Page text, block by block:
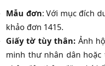
Mẫu đơn: Với mục đích
khảo đơn 1415.
Giấy tờ tùy thân: Ảnh
minh thư nhân dân